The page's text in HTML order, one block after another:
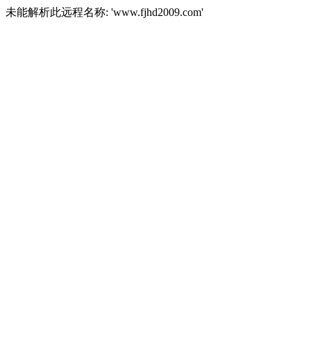
未能解析此远程名称: 'www.fjhd2009.com'